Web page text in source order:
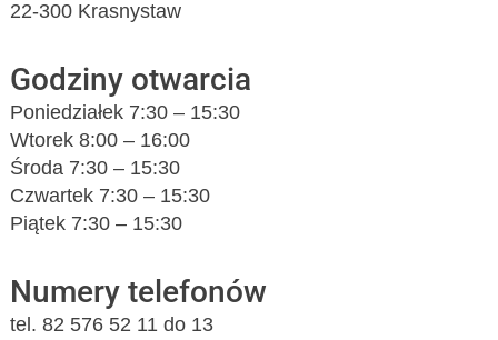
22-300 Krasnystaw
Godziny otwarcia
Poniedziałek 7:30 – 15:30
Wtorek 8:00 – 16:00
Środa 7:30 – 15:30
Czwartek 7:30 – 15:30
Piątek 7:30 – 15:30
Numery telefonów
tel. 82 576 52 11 do 13